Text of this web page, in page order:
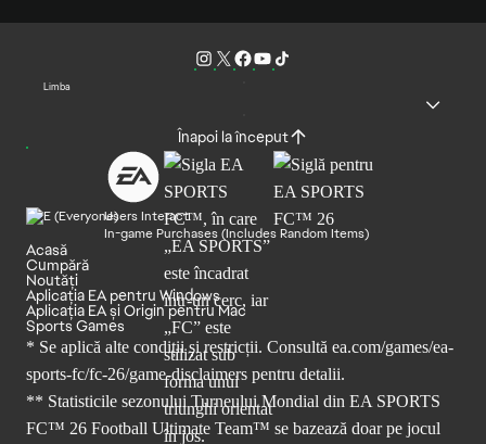
Limba
Înapoi la început
Users Interact
In-game Purchases (Includes Random Items)
Acasă
Cumpără
Noutăți
Aplicația EA pentru Windows
Aplicația EA și Origin pentru Mac
Sports Games
* Se aplică alte condiții și restricții. Consultă ea.com/games/ea-
sports-fc/fc-26/game-disclaimers pentru detalii.
** Statisticile sezonului Turneului Mondial din EA SPORTS
FC™ 26 Football Ultimate Team™ se bazează doar pe jocul